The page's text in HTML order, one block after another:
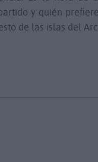
y quién
de las islas del